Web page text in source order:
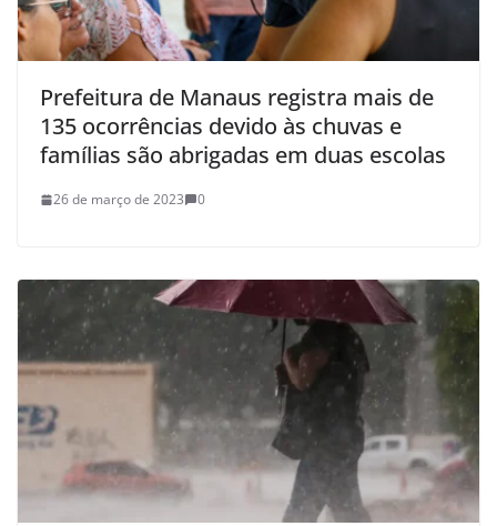
Prefeitura de Manaus registra mais de
135 ocorrências devido às chuvas e
famílias são abrigadas em duas escolas
26 de março de 2023 0